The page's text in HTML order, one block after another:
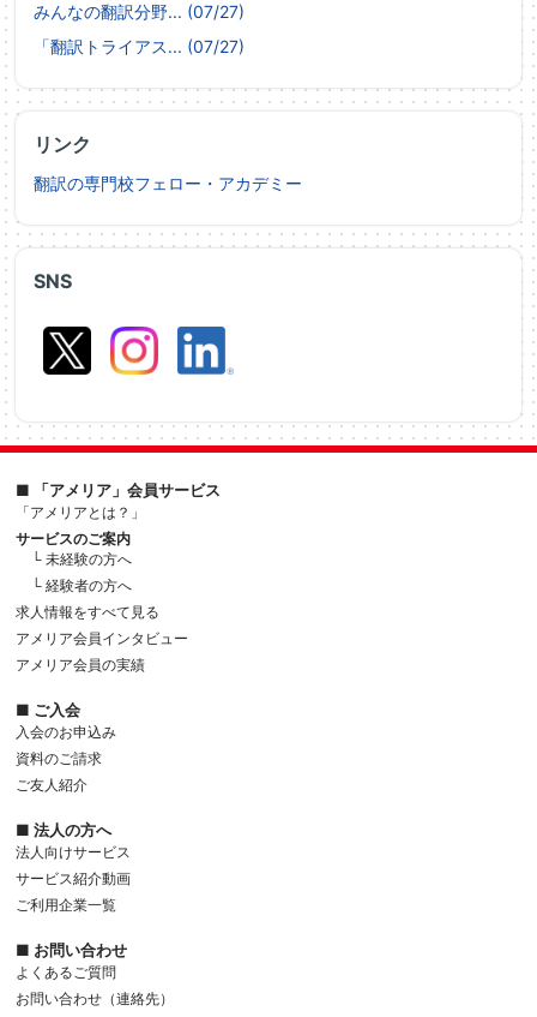
SNS
みんなの翻訳分野... (07/27)
「翻訳トライアス... (07/27)
リンク
翻訳の専門校フェロー・アカデミー
■ 「アメリア」会員サービス
「アメリアとは？」
サービスのご案内
└ 未経験の方へ
└ 経験者の方へ
求人情報をすべて見る
アメリア会員インタビュー
アメリア会員の実績
■ ご入会
入会のお申込み
資料のご請求
ご友人紹介
■ 法人の方へ
法人向けサービス
サービス紹介動画
ご利用企業一覧
■ お問い合わせ
よくあるご質問
お問い合わせ（連絡先）